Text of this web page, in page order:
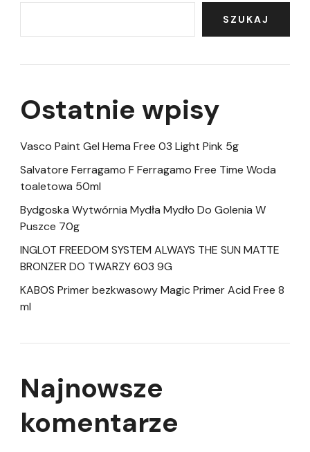
SZUKAJ
Ostatnie wpisy
Vasco Paint Gel Hema Free 03 Light Pink 5g
Salvatore Ferragamo F Ferragamo Free Time Woda
toaletowa 50ml
Bydgoska Wytwórnia Mydła Mydło Do Golenia W
Puszce 70g
INGLOT FREEDOM SYSTEM ALWAYS THE SUN MATTE
BRONZER DO TWARZY 603 9G
KABOS Primer bezkwasowy Magic Primer Acid Free 8
ml
Najnowsze
komentarze